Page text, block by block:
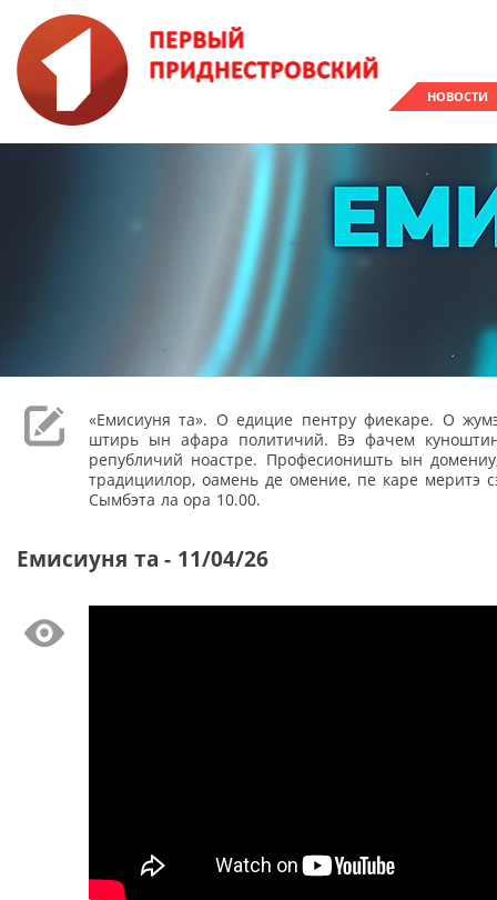
НОВОСТИ
«Емисиуня та». О едицие пентру фиекаре. О
штирь ын афара политичий. Вэ фачем
републичий ноастре. Професионишть ын
традициилор, оамень де омение, пе каре меритэ
Сымбэта ла ора 10.00.
Емисиуня та - 11/04/26